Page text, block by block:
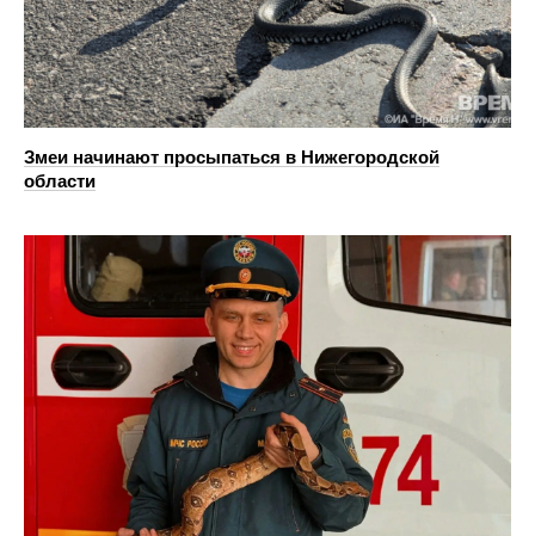
Змеи начинают просыпаться в Нижегородской
области